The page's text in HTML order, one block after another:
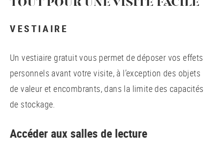
TOUT POUR UNE VISITE FACILE
VESTIAIRE
Un vestiaire gratuit vous permet de déposer vos effets
personnels avant votre visite, à l’exception des objets
de valeur et encombrants, dans la limite des capacités
de stockage.
Accéder aux salles de lecture